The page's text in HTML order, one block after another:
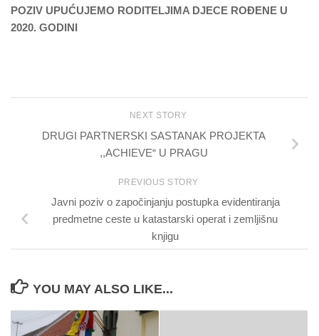
POZIV UPUĆUJEMO RODITELJIMA DJECE ROĐENE U
2020. GODINI
NEXT STORY
DRUGI PARTNERSKI SASTANAK PROJEKTA
,,ACHIEVE“ U PRAGU
PREVIOUS STORY
Javni poziv o započinjanju postupka evidentiranja
predmetne ceste u katastarski operat i zemljišnu
knjigu
YOU MAY ALSO LIKE...